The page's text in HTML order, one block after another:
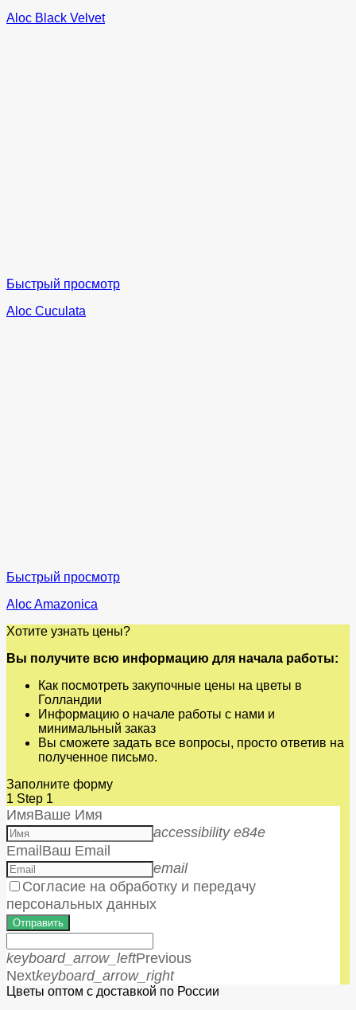
Aloc Black Velvet
Быстрый просмотр
Aloc Cuculata
Быстрый просмотр
Aloc Amazonica
Хотите узнать цены?
Вы получите всю информацию для начала работы:
Как посмотреть закупочные цены на цветы в
Голландии
Информацию о начале работы с нами и
минимальный заказ
Вы сможете задать все вопросы, просто ответив на
полученное письмо.
Заполните форму
1 Step 1
ИмяВаше Имя
accessibility e84e
EmailВаш Email
email
Согласие на обработку и передачу
персональных данных
Отправить
keyboard_arrow_leftPrevious
Nextkeyboard_arrow_right
Цветы оптом с доставкой по России